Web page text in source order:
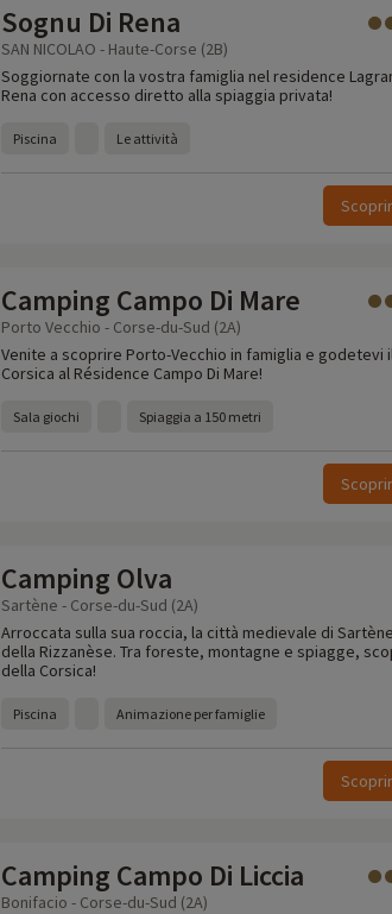
Sognu Di Rena
SAN NICOLAO - Haute-Corse (2B)
Soggiornate con la vostra famiglia nel residence
Rena con accesso diretto alla spiaggia privata!
Piscina Le attività
Camping Campo Di Mare
Porto Vecchio - Corse-du-Sud (2A)
Venite a scoprire Porto-Vecchio in famiglia e godetevi
Corsica al Résidence Campo Di Mare!
Sala giochi Spiaggia a 150 metri
Camping Olva
Sartène - Corse-du-Sud (2A)
Arroccata sulla sua roccia, la città medievale di
della Rizzanèse. Tra foreste, montagne e spiagge,
della Corsica!
Piscina Animazione per famiglie
Camping Campo Di Liccia
Bonifacio - Corse-du-Sud (2A)